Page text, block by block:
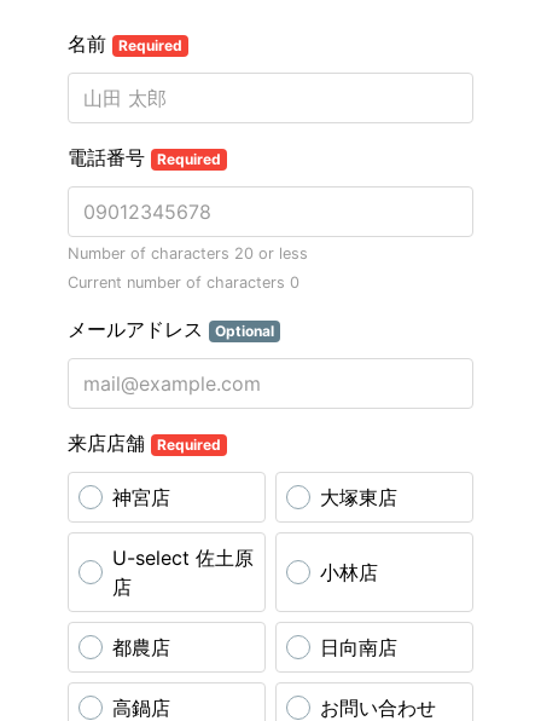
名前 Required
電話番号 Required
Number of characters 20 or less
Current number of characters 0
メールアドレス Optional
来店店舗 Required
神宮店 大塚東店
U-select 佐土原
店
小林店
都農店 日向南店
高鍋店 お問い合わせ